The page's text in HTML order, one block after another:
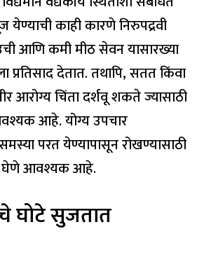
काही कारणे निरुपद्रवी
आणि कमी मीठ सेवन यासारख्या
प्रतिसाद देतात. तथापि, सतत किंवा
आरोग्य चिंता दर्शवू शकते ज्यासाठी
आहे. योग्य उपचार
परत येण्यापासून रोखण्यासाठी
आवश्यक आहे.
घोटे सुजतात